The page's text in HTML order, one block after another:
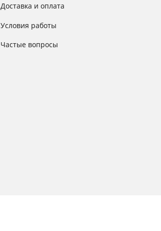
Доставка и оплата
Условия работы
Частые вопросы